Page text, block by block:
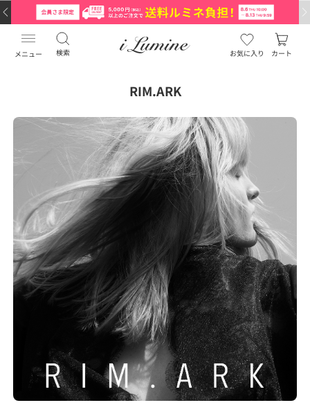
メニュー 検索 お気に入り カート
RIM.ARK